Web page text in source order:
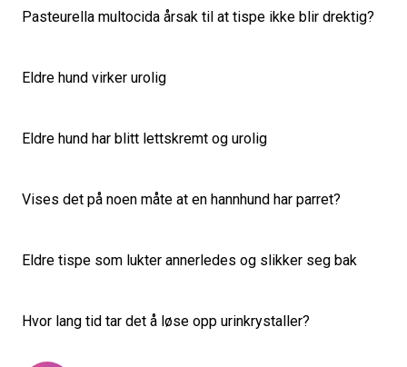
Pasteurella multocida årsak til at tispe ikke blir drektig?
Eldre hund virker urolig
Eldre hund har blitt lettskremt og urolig
Vises det på noen måte at en hannhund har parret?
Eldre tispe som lukter annerledes og slikker seg bak
Hvor lang tid tar det å løse opp urinkrystaller?